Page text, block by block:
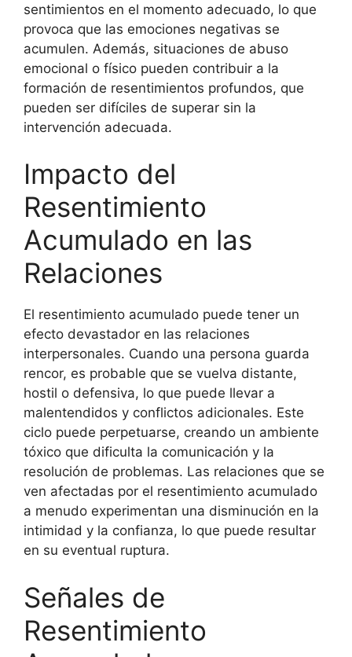
sentimientos en el momento adecuado, lo que
provoca que las emociones negativas se
acumulen. Además, situaciones de abuso
emocional o físico pueden contribuir a la
formación de resentimientos profundos, que
pueden ser difíciles de superar sin la
intervención adecuada.
Impacto del
Resentimiento
Acumulado en las
Relaciones
El resentimiento acumulado puede tener un
efecto devastador en las relaciones
interpersonales. Cuando una persona guarda
rencor, es probable que se vuelva distante,
hostil o defensiva, lo que puede llevar a
malentendidos y conflictos adicionales. Este
ciclo puede perpetuarse, creando un ambiente
tóxico que dificulta la comunicación y la
resolución de problemas. Las relaciones que se
ven afectadas por el resentimiento acumulado
a menudo experimentan una disminución en la
intimidad y la confianza, lo que puede resultar
en su eventual ruptura.
Señales de
Resentimiento